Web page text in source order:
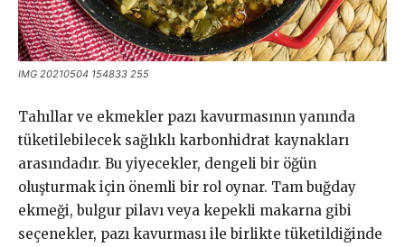
IMG 20210504 154833 255
Tahıllar ve ekmekler pazı kavurmasının yanında
tüketilebilecek sağlıklı karbonhidrat kaynakları
arasındadır. Bu yiyecekler, dengeli bir öğün
oluşturmak için önemli bir rol oynar. Tam buğday
ekmeği, bulgur pilavı veya kepekli makarna gibi
seçenekler, pazı kavurması ile birlikte tüketildiğinde